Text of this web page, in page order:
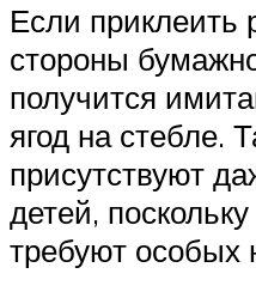
Если приклеить
стороны
получится
ягод на стебле.
присутствуют
детей,
требуют особых